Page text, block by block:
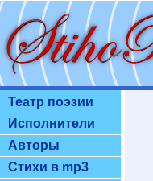
Театр поэзии
Исполнители
Авторы
Стихи в mp3